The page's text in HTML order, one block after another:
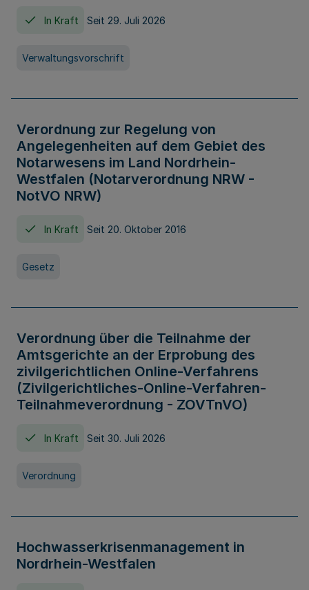
In Kraft Seit 29. Juli 2026
Verwaltungsvorschrift
Verordnung zur Regelung von
Angelegenheiten auf dem Gebiet des
Notarwesens im Land Nordrhein-
Westfalen (Notarverordnung NRW -
NotVO NRW)
In Kraft Seit 20. Oktober 2016
Gesetz
Verordnung über die Teilnahme der
Amtsgerichte an der Erprobung des
zivilgerichtlichen Online-Verfahrens
(Zivilgerichtliches-Online-Verfahren-
Teilnahmeverordnung - ZOVTnVO)
In Kraft Seit 30. Juli 2026
Verordnung
Hochwasserkrisenmanagement in
Nordrhein-Westfalen